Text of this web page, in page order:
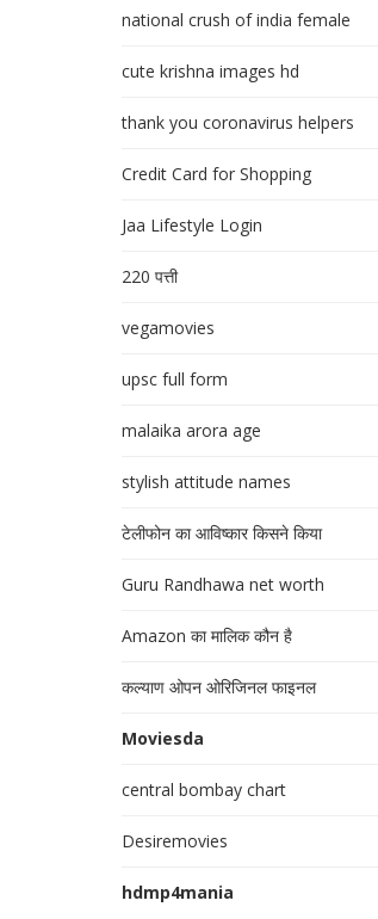
national crush of india female
cute krishna images hd
thank you coronavirus helpers
Credit Card for Shopping
Jaa Lifestyle Login
220 पत्ती
vegamovies
upsc full form
malaika arora age
stylish attitude names
टेलीफोन का आविष्कार किसने किया
Guru Randhawa net worth
Amazon का मालिक कौन है
कल्याण ओपन ओरिजिनल फाइनल
Moviesda
central bombay chart
Desiremovies
hdmp4mania